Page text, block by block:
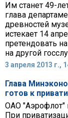
Им станет 49-
глава
древностей
истекает 14
претендовать
на другой
3 апреля 2013 г.,
Глава
готов к
ОАО "Аэрофлот"
При